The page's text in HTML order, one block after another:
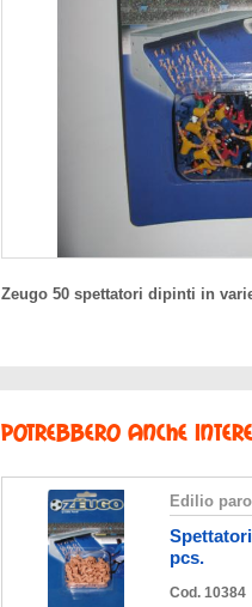
Zeugo 50 spettatori dipinti in
Potrebbero anche
edilio
spettatori non dipinti 50
pcs.
Cod. 10384